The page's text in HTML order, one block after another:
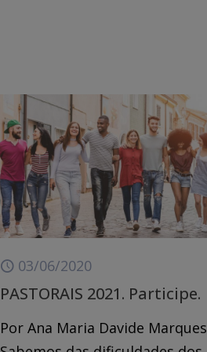
03/06/2020
PASTORAIS 2021. Participe.
Por Ana Maria Davide Marques